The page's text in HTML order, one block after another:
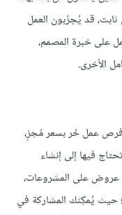
قد يُجرِّبون العمل
على خبرة المصمم،
الأخرى.
فرص عمل حُر بسعر مُجزٍ،
فيها إلى إنشاء
على المشروعات،
حيث يُمكِنك المشاركة في